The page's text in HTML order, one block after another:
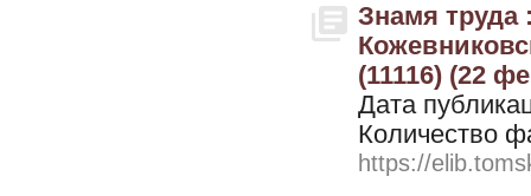
Знамя труда
(11116) (22
Дата
Количество
https://